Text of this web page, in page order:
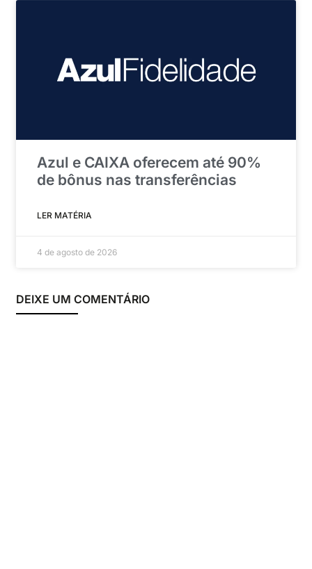
Azul e CAIXA oferecem até 90%
de bônus nas transferências
LER MATÉRIA
4 de agosto de 2026
DEIXE UM COMENTÁRIO